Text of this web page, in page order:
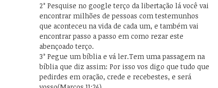
2° Pesquise no google terço da libertação lá você vai
encontrar milhões de pessoas com testemunhos
que aconteceu na vida de cada um, e também vai
encontrar passo a passo em como rezar este
abençoado terço.
3° Pegue um bíblia e vá ler.Tem uma passagem na
bíblia que diz assim: Por isso vos digo que tudo que
pedirdes em oração, crede e recebestes, e será